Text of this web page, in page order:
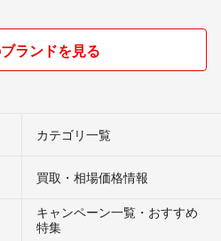
ランドを見る
カテゴリ一覧
買取・相場価格情報
キャンペーン一覧・おすすめ
特集